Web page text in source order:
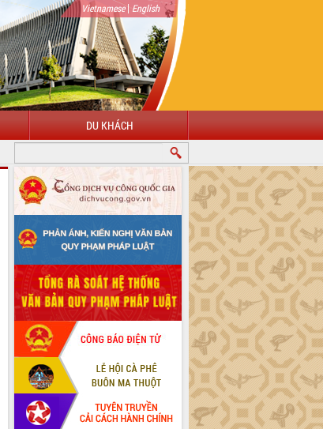
Vietnamese| English
DU KHÁCH